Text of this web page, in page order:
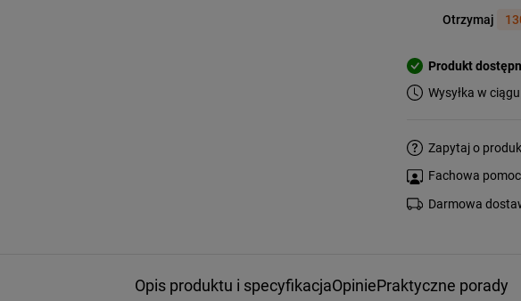
Otrzymaj
Produkt
Wysyłka w
Zapytaj o
Fachowa
Darmowa
Opis produktu i specyfikacjaOpiniePraktyczne porady